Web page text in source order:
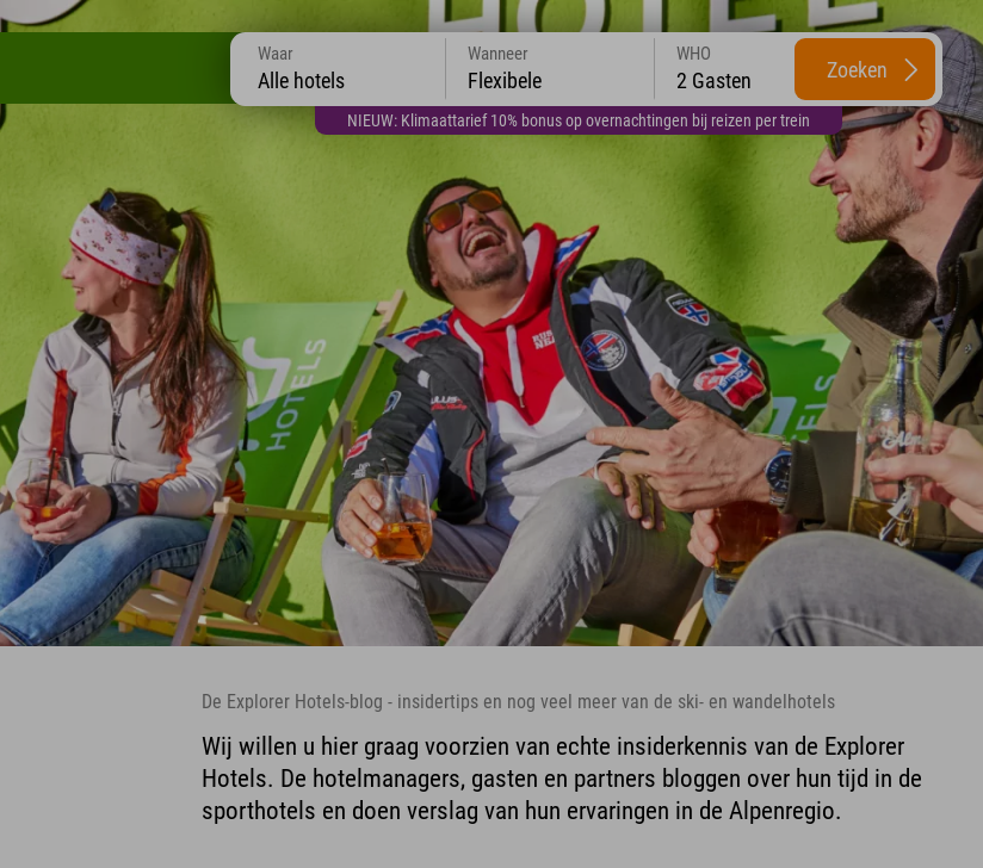
NIEUW: Klimaattarief 10% bonus op overnachtingen bij reizen per trein
Waar
Alle hotels
Wanneer
Flexibele
WHO
2 Gasten Zoeken
De Explorer Hotels-blog - insidertips en nog veel meer van de ski- en wandelhotels
Wij willen u hier graag voorzien van echte insiderkennis van de Explorer
Hotels. De hotelmanagers, gasten en partners bloggen over hun tijd in de
sporthotels en doen verslag van hun ervaringen in de Alpenregio.